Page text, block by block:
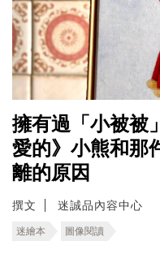
擁有過「小被被
愛的》小熊和那
離的原因
撰文 迷誠品內容中心
迷繪本 圖像閱讀